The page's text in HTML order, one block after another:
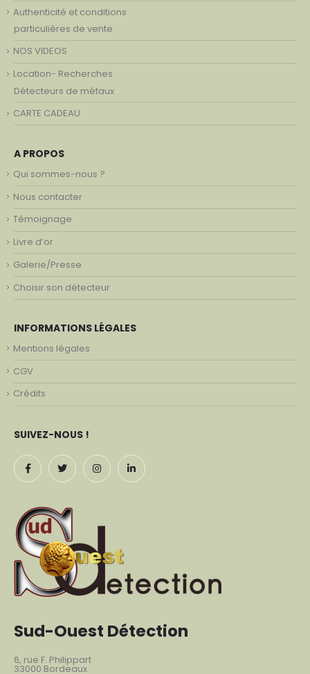
Authenticité et conditions
particulières de vente
NOS VIDEOS
Location- Recherches
Détecteurs de métaux
CARTE CADEAU
A PROPOS
Qui sommes-nous ?
Nous contacter
Témoignage
Livre d’or
Galerie/Presse
Choisir son détecteur
INFORMATIONS LÉGALES
Mentions légales
CGV
Crédits
SUIVEZ-NOUS !
Sud-Ouest Détection
6, rue F. Philippart
33000 Bordeaux